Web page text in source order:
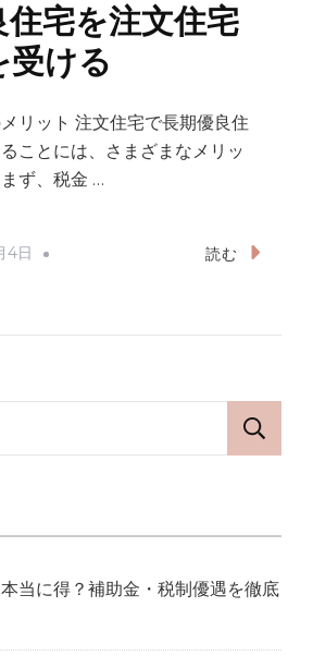
宅を注文住宅
受ける
リット 注文住宅で長期優良住
ことには、さまざまなメリッ
ず、税金 …
4日 読む
当に得？補助金・税制優遇を徹底